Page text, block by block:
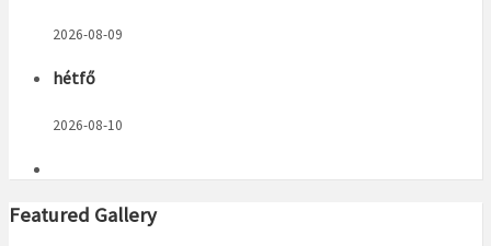
2026-08-09
hétfő
2026-08-10
Featured Gallery